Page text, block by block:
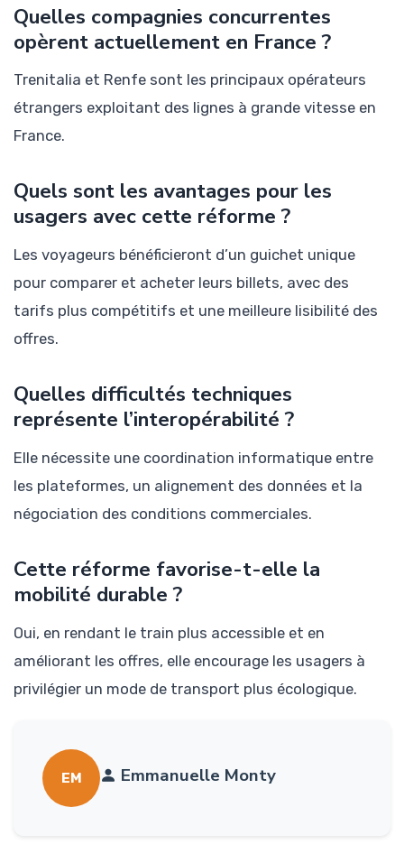
Quelles compagnies concurrentes
opèrent actuellement en France ?
Trenitalia et Renfe sont les principaux opérateurs
étrangers exploitant des lignes à grande vitesse en
France.
Quels sont les avantages pour les
usagers avec cette réforme ?
Les voyageurs bénéficieront d’un guichet unique
pour comparer et acheter leurs billets, avec des
tarifs plus compétitifs et une meilleure lisibilité des
offres.
Quelles difficultés techniques
représente l’interopérabilité ?
Elle nécessite une coordination informatique entre
les plateformes, un alignement des données et la
négociation des conditions commerciales.
Cette réforme favorise-t-elle la
mobilité durable ?
Oui, en rendant le train plus accessible et en
améliorant les offres, elle encourage les usagers à
privilégier un mode de transport plus écologique.
EM Emmanuelle Monty